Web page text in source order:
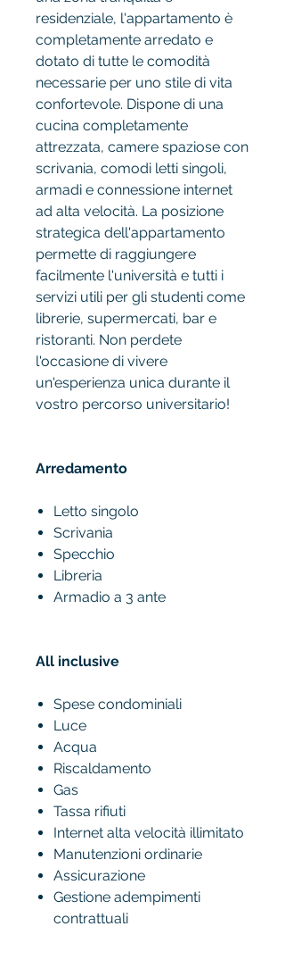
residenziale, l'appartamento è
completamente arredato e
dotato di tutte le comodità
necessarie per uno stile di vita
confortevole. Dispone di una
cucina completamente
attrezzata, camere spaziose con
scrivania, comodi letti singoli,
armadi e connessione internet
ad alta velocità. La posizione
strategica dell'appartamento
permette di raggiungere
facilmente l'università e tutti i
servizi utili per gli studenti come
librerie, supermercati, bar e
ristoranti. Non perdete
l'occasione di vivere
un'esperienza unica durante il
vostro percorso universitario!
Arredamento
Letto singolo
Scrivania
Specchio
Libreria
Armadio a 3 ante
All inclusive
Spese condominiali
Luce
Acqua
Riscaldamento
Gas
Tassa rifiuti
Internet alta velocità illimitato
Manutenzioni ordinarie
Assicurazione
Gestione adempimenti
contrattuali